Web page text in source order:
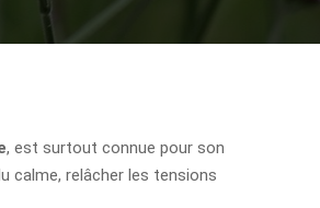
, est surtout connue pour son
calme, relâcher les tensions